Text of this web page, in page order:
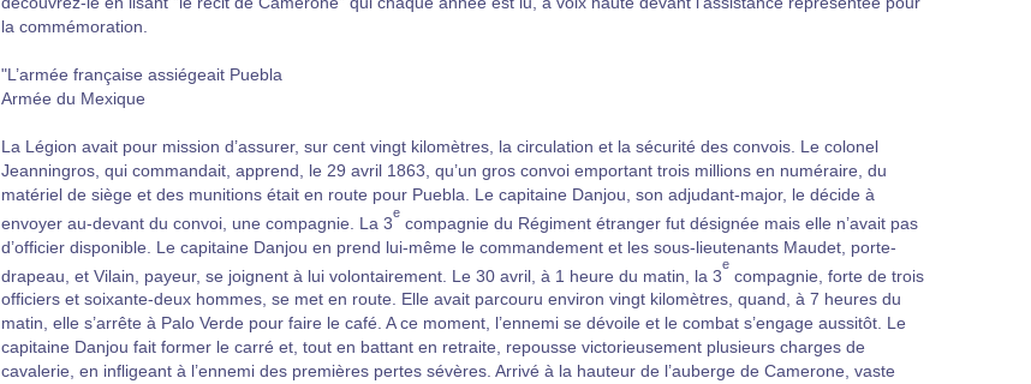
la commémoration.
"L’armée française assiégeait Puebla
Armée du Mexique
La Légion avait pour mission d’assurer, sur cent vingt kilomètres, la circulation et la sécurité des convois. Le colonel
Jeanningros, qui commandait, apprend, le 29 avril 1863, qu’un gros convoi emportant trois millions en numéraire, du
matériel de siège et des munitions était en route pour Puebla. Le capitaine Danjou, son adjudant-major, le décide à
envoyer au-devant du convoi, une compagnie. La 3
e
compagnie du Régiment étranger fut désignée mais elle n’avait pas
d’officier disponible. Le capitaine Danjou en prend lui-même le commandement et les sous-lieutenants Maudet, porte-
drapeau, et Vilain, payeur, se joignent à lui volontairement. Le 30 avril, à 1 heure du matin, la 3
e
compagnie, forte de trois
officiers et soixante-deux hommes, se met en route. Elle avait parcouru environ vingt kilomètres, quand, à 7 heures du
matin, elle s’arrête à Palo Verde pour faire le café. A ce moment, l’ennemi se dévoile et le combat s’engage aussitôt. Le
capitaine Danjou fait former le carré et, tout en battant en retraite, repousse victorieusement plusieurs charges de
cavalerie, en infligeant à l’ennemi des premières pertes sévères. Arrivé à la hauteur de l’auberge de Camerone, vaste